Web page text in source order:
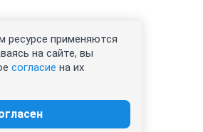
ресурсе применяются
на сайте, вы
согласие на их